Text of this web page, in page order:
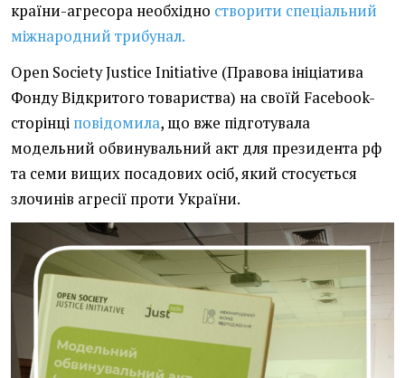
країни-агресора необхідно створити спеціальний
міжнародний трибунал.
Open Society Justice Initiative (Правова ініціатива
Фонду Відкритого товариства) на своїй Facebook-
сторінці повідомила, що вже підготувала
модельний обвинувальний акт для президента рф
та семи вищих посадових осіб, який стосується
злочинів агресії проти України.